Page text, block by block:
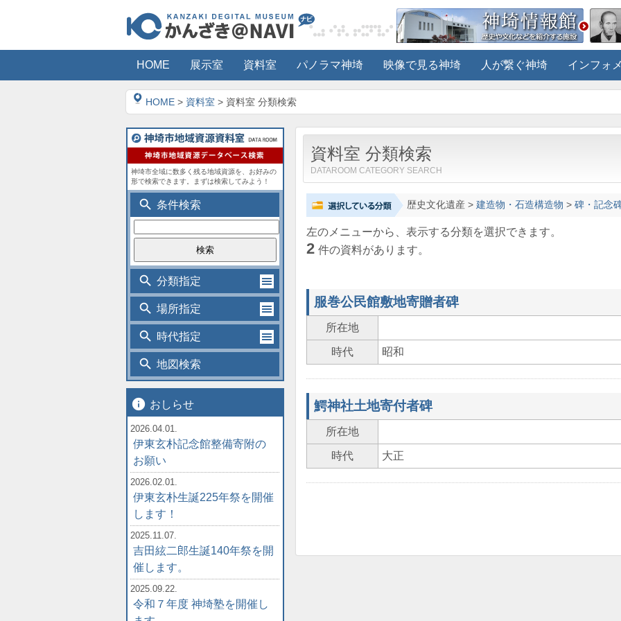
HOME 展示室 資料室 パノラマ神埼 映像で見る神埼 人が繋ぐ神埼 インフォ
HOME > 資料室 > 資料室 分類検索
資料室 分類検索
DATAROOM CATEGORY SEARCH
歴史文化遺産> 建造物・石造構造物 > 碑・記念
左のメニューから、表示する分類を選択できます。
2 件の資料があります。
服巻公民館敷地寄贈者碑
所在地
時代 昭和
鰐神社土地寄付者碑
所在地
時代 大正
神埼市全域に数多く残る地域資源を、お好みの
形で検索できます。まずは検索してみよう！
search 条件検索
search 分類指定
search 場所指定
search 時代指定
search 地図検索
info おしらせ
2026.04.01.
伊東玄朴記念館整備寄附の
お願い
2026.02.01.
伊東玄朴生誕225年祭を開催
します！
2025.11.07.
吉田絃二郎生誕140年祭を開
催します。
2025.09.22.
令和７年度 神埼塾を開催し